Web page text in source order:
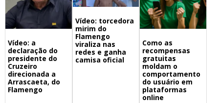
Vídeo: a
declaração do
presidente do
Cruzeiro
direcionada a
Arrascaeta, do
Flamengo
Vídeo: torcedora
mirim do
Flamengo
viraliza nas
redes e ganha
camisa oficial
Como as
recompensas
gratuitas
moldam o
comportamento
do usuário em
plataformas
online